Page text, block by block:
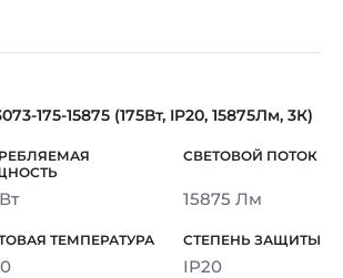
175-15875 (175Вт, IP20, 15875Лм, 3К)
15875 Лм
IP20